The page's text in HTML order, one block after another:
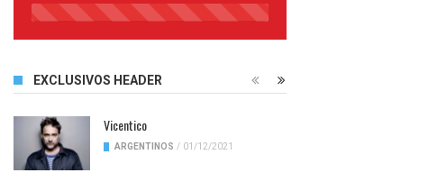
45%
EXCLUSIVOS HEADER
Vicentico
ARGENTINOS / 01/12/2021